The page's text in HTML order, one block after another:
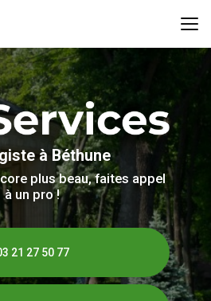
à Béthune
plus beau, faites appel
à un pro !
21 27 50 77